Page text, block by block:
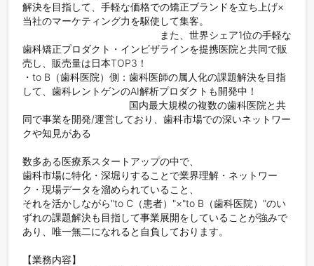
解決を目指して、手軽な価格での矯正ブランドを立ち上げ×
当社のマーケティング力を駆使して集客。
また、世界シェア1位の手軽な
歯科矯正プロダクト・インビザラインを提携医院と共同で販
売し、販売量は日本TOP3！
・to B（歯科医院）側：歯科医師の属人化の課題解決を目指
して、歯科レントゲンのAI解析プロダクトも開発中！
国内最大規模の複数の歯科医院と共
同で事業を開発/運営しており、歯科市場での深いネットワー
クや知見がある
数多ある医療系スタートアップの中で、
歯科市場に特化・深堀りすることで業界理解・ネットワー
ク・現場データを溜められていること、
それを活かしながら"to C（患者）"×"to B（歯科医院）"のい
ずれの課題解決も目指して事業展開をしていることが強みで
あり、唯一無二になれると自負しております。
【業務内容】